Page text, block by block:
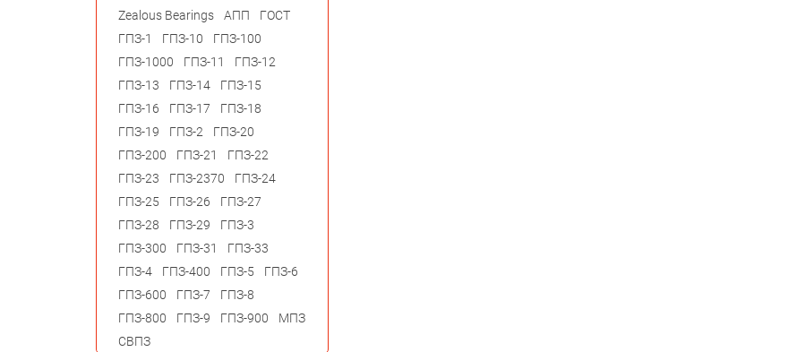
Zealous Bearings
АПП
ГОСТ
ГПЗ-1
ГПЗ-10
ГПЗ-100
ГПЗ-1000
ГПЗ-11
ГПЗ-12
ГПЗ-13
ГПЗ-14
ГПЗ-15
ГПЗ-16
ГПЗ-17
ГПЗ-18
ГПЗ-19
ГПЗ-2
ГПЗ-20
ГПЗ-200
ГПЗ-21
ГПЗ-22
ГПЗ-23
ГПЗ-2370
ГПЗ-24
ГПЗ-25
ГПЗ-26
ГПЗ-27
ГПЗ-28
ГПЗ-29
ГПЗ-3
ГПЗ-300
ГПЗ-31
ГПЗ-33
ГПЗ-4
ГПЗ-400 ГПЗ-5
ГПЗ-6
ГПЗ-600
ГПЗ-7
ГПЗ-8
ГПЗ-800
ГПЗ-9 ГПЗ-900
МПЗ
СВПЗ